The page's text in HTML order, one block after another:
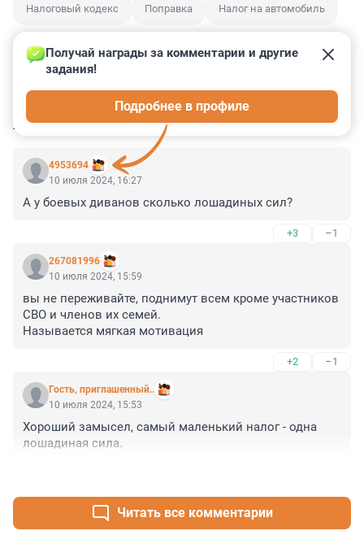
Налоговый кодекс Поправка Налог на автомобиль
КОММЕНТАРИИ 4
4953694
Получай награды за комментарии и другие
задания!
Подробнее в профиле
10 июля 2024, 16:27
А у боевых диванов сколько лошадиных сил?
+3 –1
267081996
10 июля 2024, 15:59
вы не переживайте, поднимут всем кроме участников
СВО и членов их семей.
Называется мягкая мотивация
+2 –1
Гость, приглашенный..
10 июля 2024, 15:53
Хороший замысел, самый маленький налог - одна
лошадиная сила.
Читать все комментарии